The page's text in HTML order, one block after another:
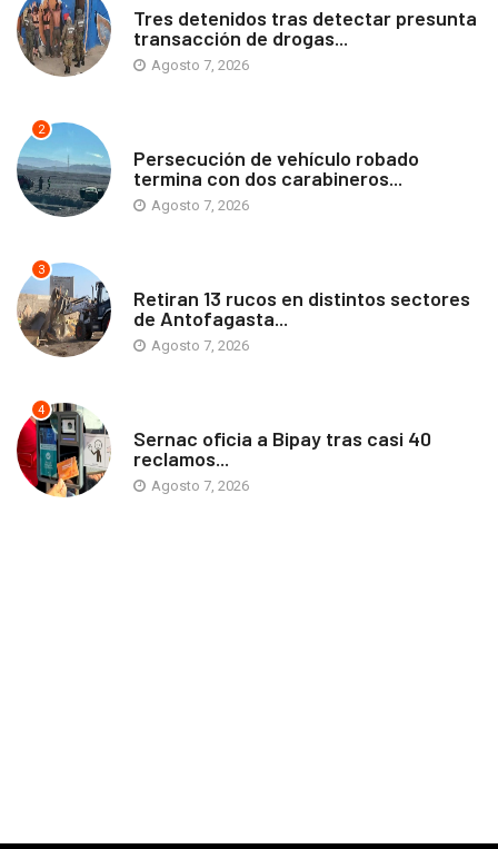
Tres detenidos tras detectar presunta
transacción de drogas...
Agosto 7, 2026
2
Persecución de vehículo robado
termina con dos carabineros...
Agosto 7, 2026
3
Retiran 13 rucos en distintos sectores
de Antofagasta...
Agosto 7, 2026
4
Sernac oficia a Bipay tras casi 40
reclamos...
Agosto 7, 2026